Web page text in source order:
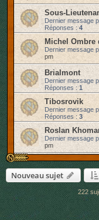
Sous-
Dernier message
Réponses : 4
Michel Ombre
Dernier message
pm
Brialmont
Dernier message
Réponses : 1
Tibosrovik
Dernier message
Réponses : 3
Roslan
Dernier message
pm
Nouveau sujet
222